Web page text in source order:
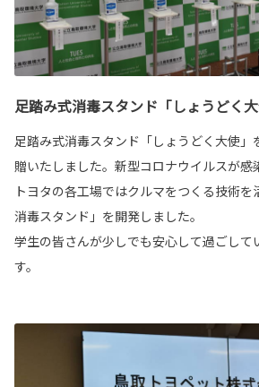
足踏み式消毒スタンド「しょうどく
足踏み式消毒スタンド「しょうどく大使」
贈いたしました。新型コロナウイルスが感
トヨタの各工場ではクルマをつくる技術
消毒スタンド」を開発しました。
学生の皆さんが少しでも安心して過ごして
す。